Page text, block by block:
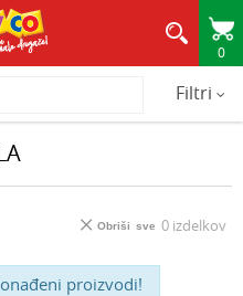
0
Filtri
0 izdelkov
Obriši sve
proizvodi!